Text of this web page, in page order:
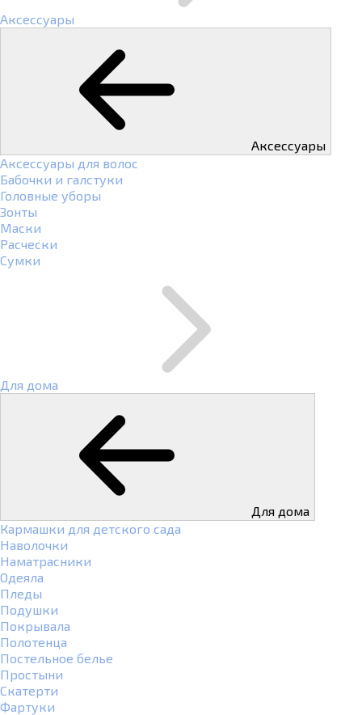
Аксессуары
Аксессуары
Аксессуары для волос
Бабочки и галстуки
Головные уборы
Зонты
Маски
Расчески
Сумки
Для дома
Для дома
Кармашки для детского сада
Наволочки
Наматрасники
Одеяла
Пледы
Подушки
Покрывала
Полотенца
Постельное белье
Простыни
Скатерти
Фартуки